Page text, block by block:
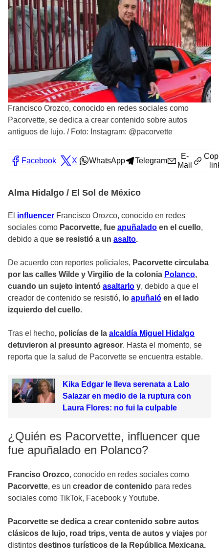
Francisco Orozco, conocido en redes sociales como
Pacorvette, se dedica a crear contenido sobre autos
antiguos de lujo. / Foto: Instagram: @pacorvette
Facebook X WhatsApp Telegram
E-
Mail
Alma Hidalgo / El Sol de México
El influencer Francisco Orozco, conocido en redes
sociales como Pacorvette, fue apuñalado en el cuello,
debido a que se resistió a un asalto.
De acuerdo con reportes policiales, Pacorvette circulaba
por las calles Wilde y Virgilio de la colonia Polanco,
cuando un sujeto intentó asaltarlo y, debido a que el
creador de contenido se resistió, lo apuñaló en el lado
izquierdo del cuello.
Tras el hecho, policías de la alcaldía Miguel Hidalgo
detuvieron al presunto agresor. Hasta el momento, se
reporta que la salud de Pacorvette se encuentra estable.
Kika Edgar le lleva serenata a Lalo
Salazar en medio de la ruptura con
Laura Flores: no fui la culpable
¿Quién es Pacorvette, influencer que
fue apuñalado en Polanco?
Franciso Orozco, conocido en redes sociales como
Pacorvette, es un creador de contenido para redes
sociales como TikTok, Facebook y Youtube.
Pacorvette se dedica a crear contenido sobre autos
clásicos de lujo, road trips, venta de autos y viajes por
distintos destinos turísticos de la República Mexicana.